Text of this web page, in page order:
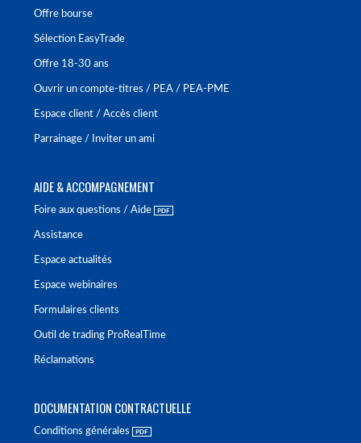
Offre bourse
Sélection EasyTrade
Offre 18-30 ans
Ouvrir un compte-titres / PEA / PEA-PME
Espace client / Accès client
Parrainage / Inviter un ami
AIDE & ACCOMPAGNEMENT
Foire aux questions / Aide
Assistance
Espace actualités
Espace webinaires
Formulaires clients
Outil de trading ProRealTime
Réclamations
DOCUMENTATION CONTRACTUELLE
Conditions générales